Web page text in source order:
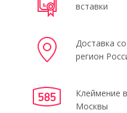
вставки
Доставка
регион
Клеймение
Москвы